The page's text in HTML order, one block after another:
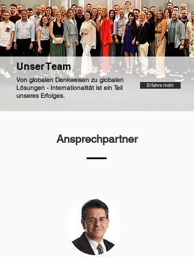
Unser Team
Von globalen Denkweisen zu globalen
Lösungen - Internationalität ist ein Teil
unseres Erfolges.
Erfahre mehr
Ansprechpartner